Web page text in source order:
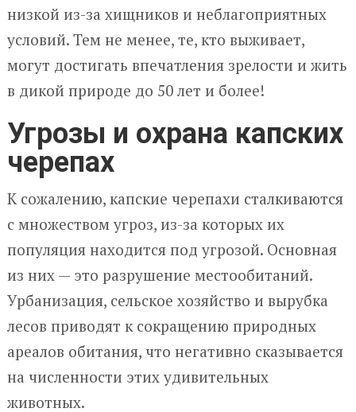
низкой из-за хищников и неблагоприятных
условий. Тем не менее, те, кто выживает,
могут достигать впечатления зрелости и жить
в дикой природе до 50 лет и более!
Угрозы и охрана капских
черепах
К сожалению, капские черепахи сталкиваются
с множеством угроз, из-за которых их
популяция находится под угрозой. Основная
из них — это разрушение местообитаний.
Урбанизация, сельское хозяйство и вырубка
лесов приводят к сокращению природных
ареалов обитания, что негативно сказывается
на численности этих удивительных
животных.